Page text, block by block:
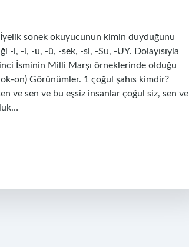
sonek okuyucunun kimin duyduğunu
-i, -i, -u, -ü, -sek, -si, -Su, -UY. Dolayısıyla
İsminin Milli Marşı örneklerinde olduğu
on) Görünümler. 1 çoğul şahıs kimdir?
ve sen ve bu eşsiz insanlar çoğul siz, sen ve